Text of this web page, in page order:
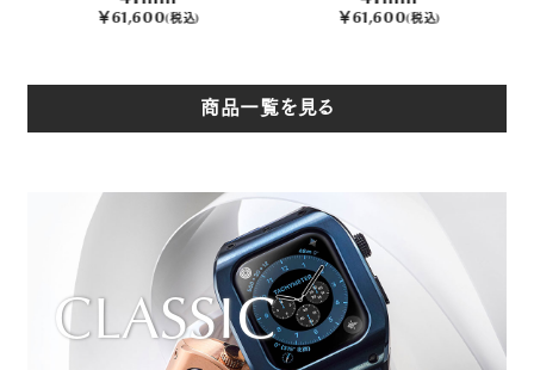
￥61,600(税込) ￥61,600(税込)
商品一覧を見る
CLASSIC